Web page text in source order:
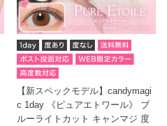
【新スペックモデル】candymagi
c 1day 《ピュアエトワール》 ブ
ルーライトカット キャンマジ 度